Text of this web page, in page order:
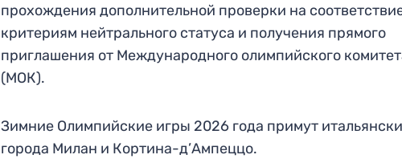
прохождения дополнительной проверки на
критериям нейтрального статуса и получения прямого
приглашения от Международного олимпийского
(МОК).
Зимние Олимпийские игры 2026 года примут
города Милан и Кортина-д’Ампеццо.